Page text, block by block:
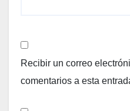
Recibir un correo
comentarios a esta